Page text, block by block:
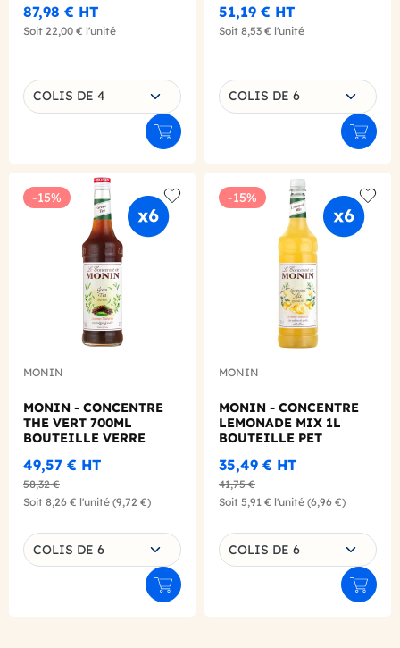
87,98 € HT
Soit 22,00 € l'unité
Choisissez une déclinaison
COLIS DE 4
Ajouter au panier
51,19 € HT
Soit 8,53 € l'unité
Choisissez une déclinaison
COLIS DE 6
-15%
Add to wishlist
MONIN
MONIN - CONCENTRE
THE VERT 700ML
BOUTEILLE VERRE
49,57 € HT
58,32 €
Soit 8,26 € l'unité (9,72 €)
Choisissez une déclinaison
COLIS DE 6
Ajouter au panier
-15%
Add
MONIN
MONIN - CONCENTRE
LEMONADE MIX 1L
BOUTEILLE PET
35,49 € HT
41,75 €
Soit 5,91 € l'unité (6,96 €)
Choisissez une déclinaison
COLIS DE 6